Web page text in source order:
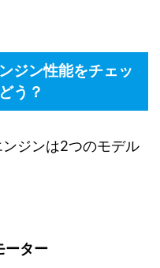
ジン性能をチェッ
う？
ジンは2つのモデル
ーター